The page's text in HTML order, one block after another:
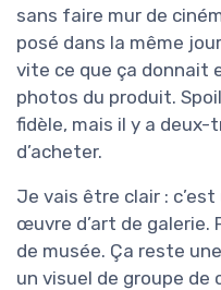
sans faire mur de
posé dans la même
vite ce que ça donnait
photos du produit.
fidèle, mais il y a
d’acheter.
Je vais être clair :
œuvre d’art de galerie.
de musée. Ça reste
un visuel de groupe